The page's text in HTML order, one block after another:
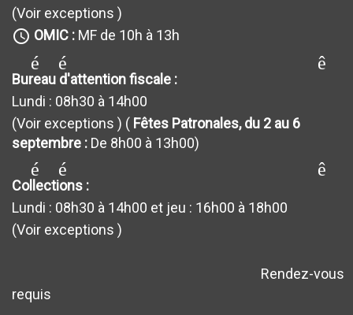
(Voir exceptions )
query_builder OMIC : MF de 10h à 13h
générateur_de
Bureau d'attention fiscale :
Lundi : 08h30 à 14h00
(Voir exceptions ) ( Fêtes Patronales, du 2 au 6
septembre : De 8h00 à 13h00)
générateur_de
Collections :
Lundi : 08h30 à 14h00 et jeu : 16h00 à 18h00
(Voir exceptions )
Rendez-vous
requis